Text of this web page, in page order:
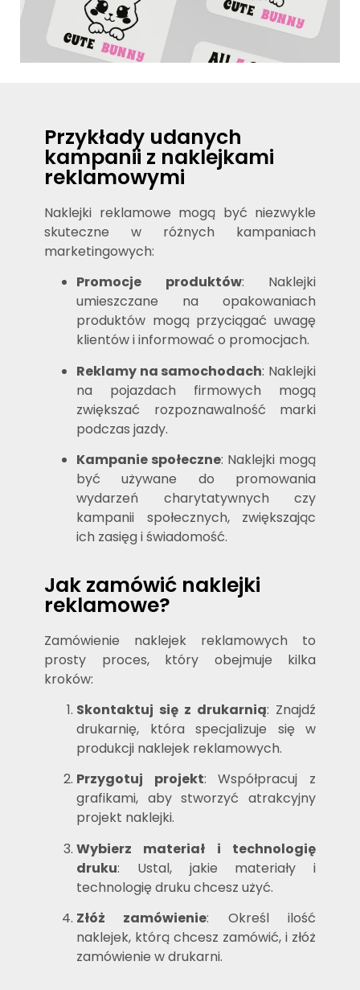
Przykłady udanych
kampanii z naklejkami
reklamowymi
Naklejki reklamowe mogą być niezwykle
skuteczne w różnych kampaniach
marketingowych:
Promocje produktów: Naklejki
umieszczane na opakowaniach
produktów mogą przyciągać uwagę
klientów i informować o promocjach.
Reklamy na samochodach: Naklejki
na pojazdach firmowych mogą
zwiększać rozpoznawalność marki
podczas jazdy.
Kampanie społeczne: Naklejki mogą
być używane do promowania
wydarzeń charytatywnych czy
kampanii społecznych, zwiększając
ich zasięg i świadomość.
Jak zamówić naklejki
reklamowe?
Zamówienie naklejek reklamowych to
prosty proces, który obejmuje kilka
kroków:
Skontaktuj się z drukarnią: Znajdź
drukarnię, która specjalizuje się w
produkcji naklejek reklamowych.
Przygotuj projekt: Współpracuj z
grafikami, aby stworzyć atrakcyjny
projekt naklejki.
Wybierz materiał i technologię
druku: Ustal, jakie materiały i
technologię druku chcesz użyć.
Złóż zamówienie: Określ ilość
naklejek, którą chcesz zamówić, i złóż
zamówienie w drukarni.